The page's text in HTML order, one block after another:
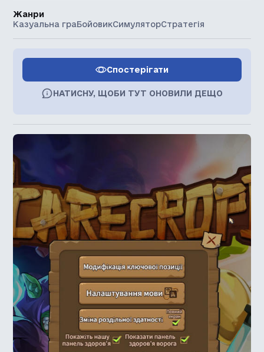
Жанри
Казуальна граБойовикСимуляторСтратегія
Спостерігати
НАТИСНУ, ЩОБИ ТУТ ОНОВИЛИ ДЕЩО